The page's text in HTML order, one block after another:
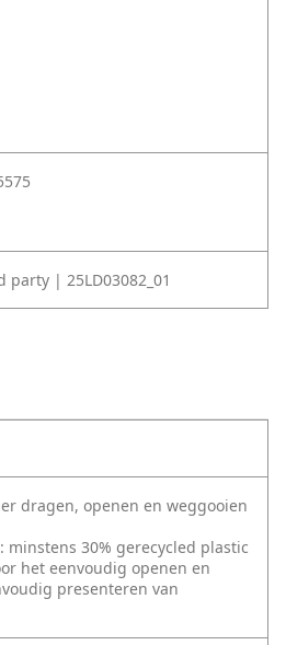
| 25LD03082_01
dragen, openen en weggooien
minstens 30% gerecycled plastic
het eenvoudig openen en
presenteren van